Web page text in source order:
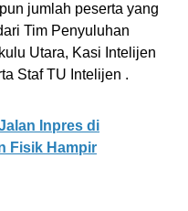
jumlah peserta yang
Tim Penyuluhan
Utara, Kasi Intelijen
Staf TU Intelijen .
Inpres di
Fisik Hampir